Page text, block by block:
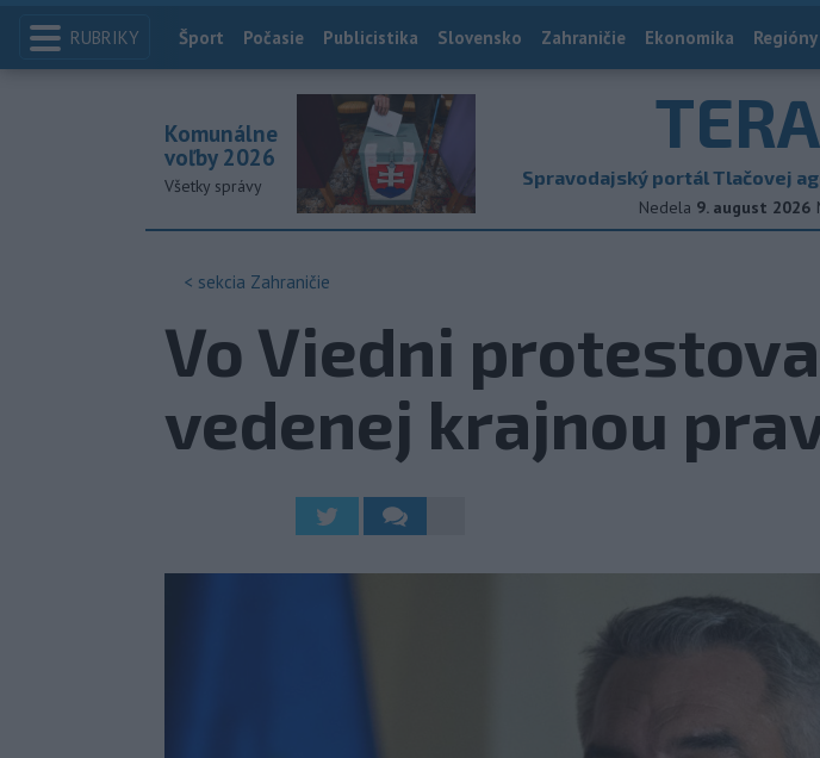
RUBRIKY Index
Šport Počasie Publicistika Slovensko Zahraničie Ekonomika Regióny
Spravodajský portál Tlačovej
Nedela 9. august 2026
Komunálne
voľby 2026
Všetky správy
< sekcia Zahraničie
Vo Viedni
vedenej krajnou